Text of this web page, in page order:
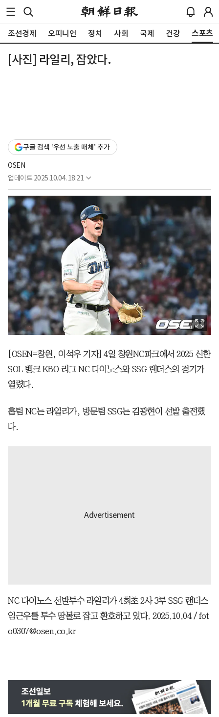
조선경제 오피니언 정치 사회 국제 건강 스포츠
[사진] 라일리, 잡았다.
구글 검색 ‘우선 노출 매체’ 추가
OSEN
업데이트 2025.10.04. 18:21
[OSEN=창원, 이석우 기자] 4일 창원NC파크에서 2025 신한
SOL 뱅크 KBO 리그 NC 다이노스와 SSG 랜더스의 경기가
열렸다.
홈팀 NC는 라일리가, 방문팀 SSG는 김광현이 선발 출전했
다.
NC 다이노스 선발투수 라일리가 4회초 2사 3루 SSG 랜더스
임근우를 투수 땅볼로 잡고 환호하고 있다. 2025.10.04 / fot
o0307@osen.co.kr